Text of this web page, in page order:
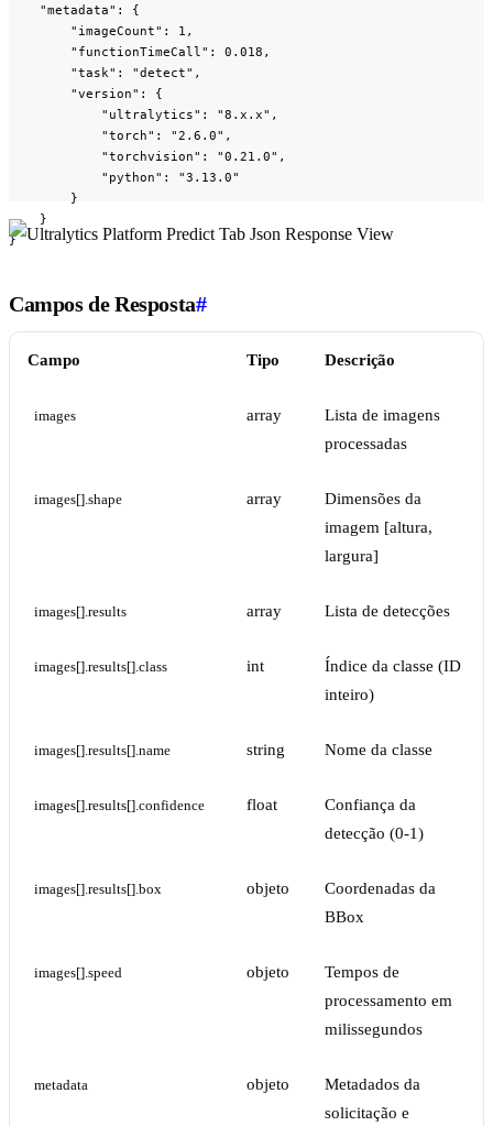
    "metadata": {
        "imageCount": 1,
        "functionTimeCall": 0.018,
        "task": "detect",
        "version": {
            "ultralytics": "8.x.x",
            "torch": "2.6.0",
            "torchvision": "0.21.0",
            "python": "3.13.0"
        }
    }
}
Campos de Resposta#
Campo Tipo Descrição
images array
Lista de imagens
processadas
images[].shape array
Dimensões da
imagem [altura,
largura]
images[].results array Lista de detecções
images[].results[].class int
Índice da classe (ID
inteiro)
images[].results[].name string Nome da classe
images[].results[].confidence float
Confiança da
detecção (0-1)
images[].results[].box objeto
Coordenadas da
BBox
images[].speed objeto
Tempos de
processamento em
milissegundos
metadata objeto
Metadados da
solicitação e